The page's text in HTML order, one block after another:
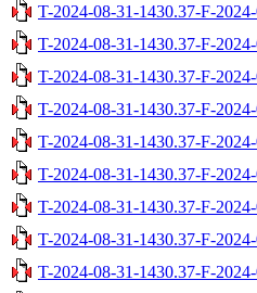
T-2024-08-31-1430.37-F-
T-2024-08-31-1430.37-F-
T-2024-08-31-1430.37-F-
T-2024-08-31-1430.37-F-
T-2024-08-31-1430.37-F-
T-2024-08-31-1430.37-F-
T-2024-08-31-1430.37-F-
T-2024-08-31-1430.37-F-
T-2024-08-31-1430.37-F-